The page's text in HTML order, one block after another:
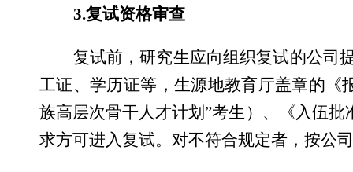
3.复试资格审查
复试前，研究生应向组织复试的公司
工证、学历证等，生源地教育厅盖章的《
族高层次骨干人才计划”考生）、《入伍批
求方可进入复试。对不符合规定者，按公